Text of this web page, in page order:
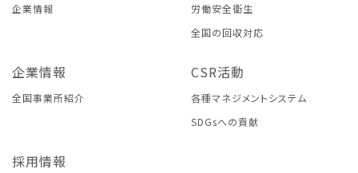
企業情報
労働安全衛生
全国の回収対応
企業情報
全国事業所紹介
CSR活動
各種マネジメントシステム
SDGsへの貢献
採用情報